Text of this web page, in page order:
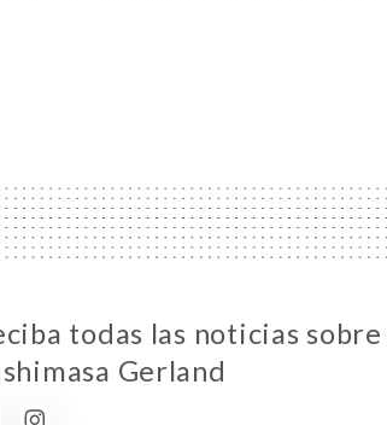
todas las noticias sobre
Gerland